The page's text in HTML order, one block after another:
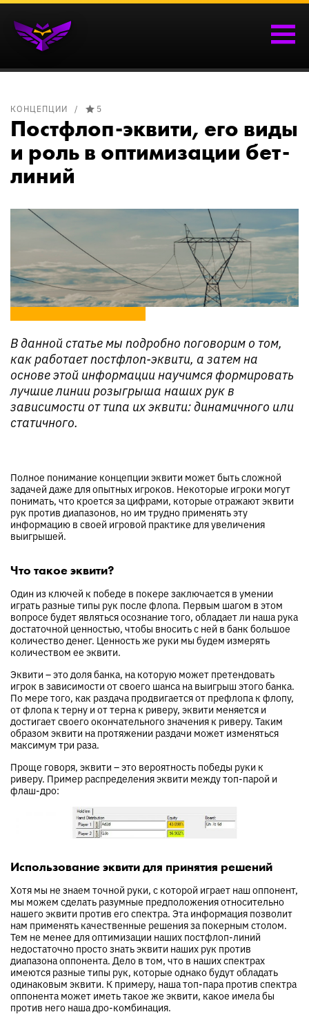
КОНЦЕПЦИИ 5
Постфлоп-эквити, его виды
и роль в оптимизации бет-
линий
В данной статье мы подробно поговорим о том,
как работает постфлоп-эквити, а затем на
основе этой информации научимся формировать
лучшие линии розыгрыша наших рук в
зависимости от типа их эквити: динамичного или
статичного.
Полное понимание концепции эквити может быть сложной
задачей даже для опытных игроков. Некоторые игроки могут
понимать, что кроется за цифрами, которые отражают эквити
рук против диапазонов, но им трудно применять эту
информацию в своей игровой практике для увеличения
выигрышей.
Что такое эквити?
Один из ключей к победе в покере заключается в умении
играть разные типы рук после флопа. Первым шагом в этом
вопросе будет являться осознание того, обладает ли наша рука
достаточной ценностью, чтобы вносить с ней в банк большое
количество денег. Ценность же руки мы будем измерять
количеством ее эквити.
Эквити – это доля банка, на которую может претендовать
игрок в зависимости от своего шанса на выигрыш этого банка.
По мере того, как раздача продвигается от префлопа к флопу,
от флопа к терну и от терна к риверу, эквити меняется и
достигает своего окончательного значения к риверу. Таким
образом эквити на протяжении раздачи может изменяться
максимум три раза.
Проще говоря, эквити – это вероятность победы руки к
риверу. Пример распределения эквити между топ-парой и
флаш-дро:
Использование эквити для принятия решений
Хотя мы не знаем точной руки, с которой играет наш оппонент,
мы можем сделать разумные предположения относительно
нашего эквити против его спектра. Эта информация позволит
нам применять качественные решения за покерным столом.
Тем не менее для оптимизации наших постфлоп-линий
недостаточно просто знать эквити наших рук против
диапазона оппонента. Дело в том, что в наших спектрах
имеются разные типы рук, которые однако будут обладать
одинаковым эквити. К примеру, наша топ-пара против спектра
оппонента может иметь такое же эквити, какое имела бы
против него наша дро-комбинация.